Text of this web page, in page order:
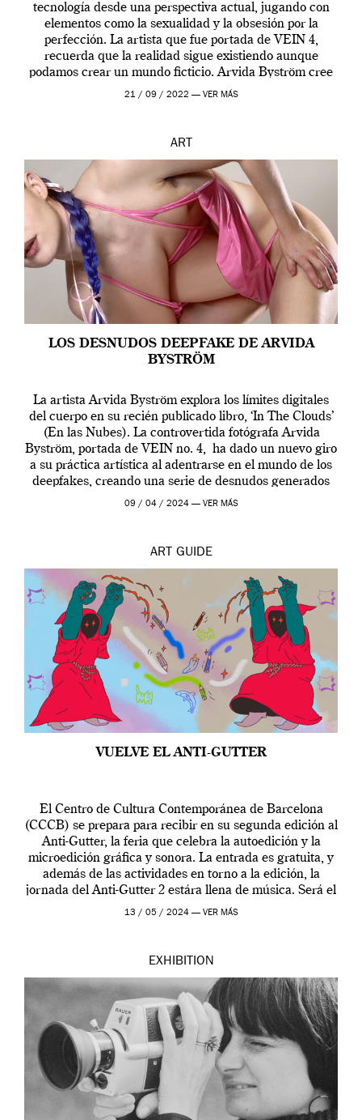
tecnología desde una perspectiva actual, jugando con
elementos como la sexualidad y la obsesión por la
perfección. La artista que fue portada de VEIN 4,
recuerda que la realidad sigue existiendo aunque
podamos crear un mundo ficticio. Arvida Byström cree
que los humanos tienen un complejo […]
21 / 09 / 2022 — VER MÁS
ART
LOS DESNUDOS DEEPFAKE DE ARVIDA
BYSTRÖM
La artista Arvida Byström explora los límites digitales
del cuerpo en su recién publicado libro, ‘In The Clouds’
(En las Nubes). La controvertida fotógrafa Arvida
Byström, portada de VEIN no. 4, ha dado un nuevo giro
a su práctica artística al adentrarse en el mundo de los
deepfakes, creando una serie de desnudos generados
por […]
09 / 04 / 2024 — VER MÁS
ART GUIDE
VUELVE EL ANTI-GUTTER
El Centro de Cultura Contemporánea de Barcelona
(CCCB) se prepara para recibir en su segunda edición al
Anti-Gutter, la feria que celebra la autoedición y la
microedición gráfica y sonora. La entrada es gratuita, y
además de las actividades en torno a la edición, la
jornada del Anti-Gutter 2 estára llena de música. Será el
[…]
13 / 05 / 2024 — VER MÁS
EXHIBITION